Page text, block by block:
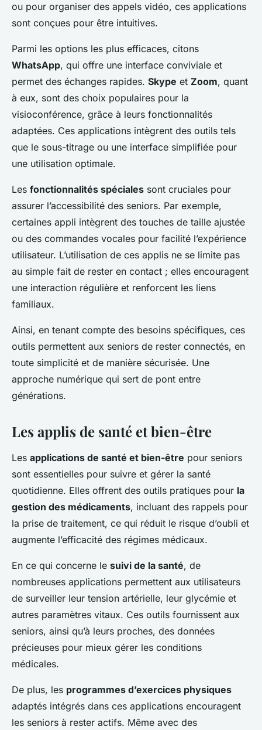
ou pour organiser des appels vidéo, ces applications
sont conçues pour être intuitives.
Parmi les options les plus efficaces, citons
WhatsApp, qui offre une interface conviviale et
permet des échanges rapides. Skype et Zoom, quant
à eux, sont des choix populaires pour la
visioconférence, grâce à leurs fonctionnalités
adaptées. Ces applications intègrent des outils tels
que le sous-titrage ou une interface simplifiée pour
une utilisation optimale.
Les fonctionnalités spéciales sont cruciales pour
assurer l’accessibilité des seniors. Par exemple,
certaines appli intègrent des touches de taille ajustée
ou des commandes vocales pour facilité l’expérience
utilisateur. L’utilisation de ces applis ne se limite pas
au simple fait de rester en contact ; elles encouragent
une interaction régulière et renforcent les liens
familiaux.
Ainsi, en tenant compte des besoins spécifiques, ces
outils permettent aux seniors de rester connectés, en
toute simplicité et de manière sécurisée. Une
approche numérique qui sert de pont entre
générations.
Les applis de santé et bien-être
Les applications de santé et bien-être pour seniors
sont essentielles pour suivre et gérer la santé
quotidienne. Elles offrent des outils pratiques pour la
gestion des médicaments, incluant des rappels pour
la prise de traitement, ce qui réduit le risque d’oubli et
augmente l’efficacité des régimes médicaux.
En ce qui concerne le suivi de la santé, de
nombreuses applications permettent aux utilisateurs
de surveiller leur tension artérielle, leur glycémie et
autres paramètres vitaux. Ces outils fournissent aux
seniors, ainsi qu’à leurs proches, des données
précieuses pour mieux gérer les conditions
médicales.
De plus, les programmes d’exercices physiques
adaptés intégrés dans ces applications encouragent
les seniors à rester actifs. Même avec des